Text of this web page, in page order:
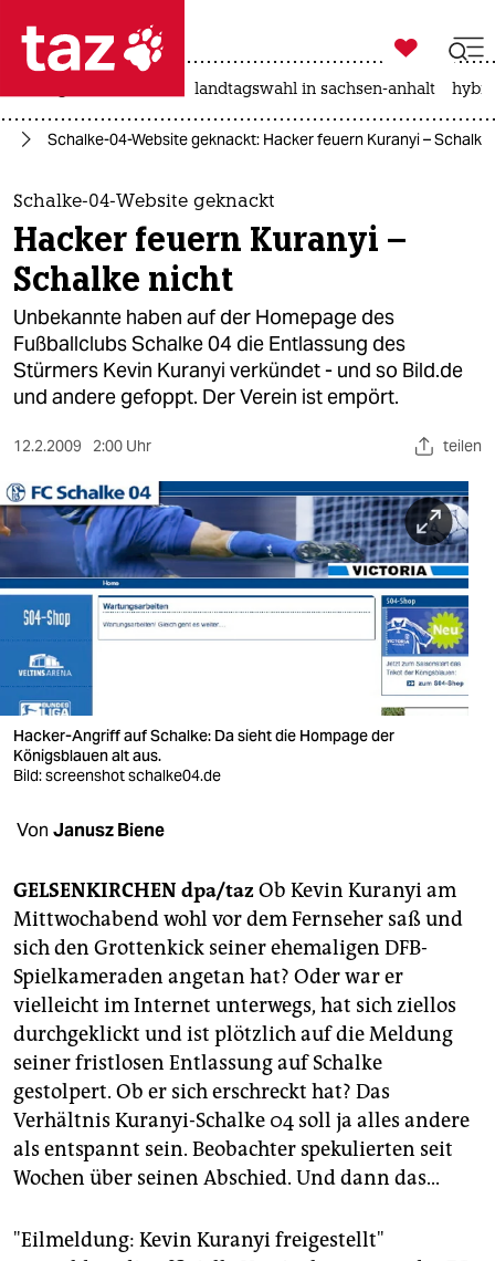
 taz zahl ich
taz zahl ich
themen
politik
öko
gesellschaft
kultur
sport
berlin
nord
wahrheit
verlag
verlag
veranstaltungen
shop
fragen & hilfe
abo
genossenschaft
epaper login

taz zahl ich
landtagswahl in sachsen-anhalt
Schalke-04-Website geknackt: Hacker feuern Kuranyi –
Schalke-04-Website geknackt
Hacker feuern Kuranyi –
Schalke nicht
Unbekannte haben auf der Homepage des
Fußballclubs Schalke 04 die Entlassung des
Stürmers Kevin Kuranyi verkündet - und so Bild.de
und andere gefoppt. Der Verein ist empört.
12.2.2009 2:00 Uhr teilen
Hacker-Angriff auf Schalke: Da sieht die Hompage der
Königsblauen alt aus.
Bild: screenshot schalke04.de
Von Janusz Biene
GELSENKIRCHEN dpa/taz Ob Kevin Kuranyi am
Mittwochabend wohl vor dem Fernseher saß und
sich den Grottenkick seiner ehemaligen DFB-
Spielkameraden angetan hat? Oder war er
vielleicht im Internet unterwegs, hat sich ziellos
durchgeklickt und ist plötzlich auf die Meldung
seiner fristlosen Entlassung auf Schalke
gestolpert. Ob er sich erschreckt hat? Das
Verhältnis Kuranyi-Schalke 04 soll ja alles andere
als entspannt sein. Beobachter spekulierten seit
Wochen über seinen Abschied. Und dann das...
"Eilmeldung: Kevin Kuranyi freigestellt"